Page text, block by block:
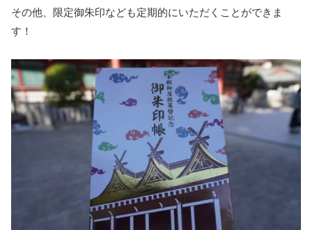
その他、限定御朱印なども定期的にいただくことができま
す！